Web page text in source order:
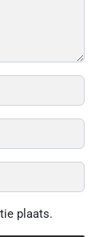
plaats.